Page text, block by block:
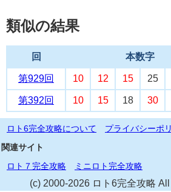
類似の結果
回 本数字
第929回 10 12 15 25
第392回 10 15 18 30
ロト6完全攻略について プライバシーポ
関連サイト
ロト７完全攻略
ミニロト完全攻略
(c) 2000-2026 ロト6完全攻略